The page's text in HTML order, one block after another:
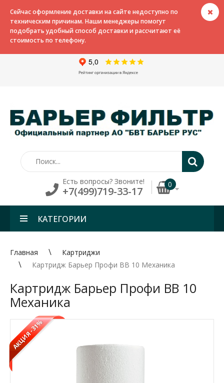
Сейчас оформление доставки на сайте недоступно по
техническим причинам. Наши менеджеры помогут
подобрать удобный способ доставки и рассчитают её
стоимость по телефону.
Есть вопросы? Звоните!
+7(499)719-33-17
0
КАТЕГОРИИ
Главная
Картриджи
Картридж Барьер Профи BB 10 Механика
Картридж Барьер Профи BB 10
Механика
АКЦИЯ
-31%